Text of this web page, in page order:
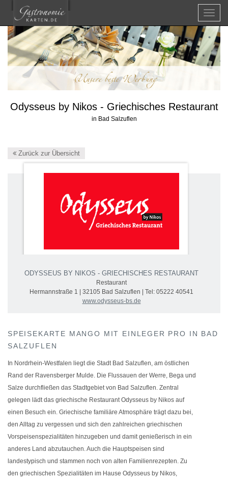
Menü
Odysseus by Nikos - Griechisches Restaurant
in Bad Salzuflen
Zurück zur Übersicht
ODYSSEUS BY NIKOS - GRIECHISCHES RESTAURANT
Restaurant
Hermannstraße 1 | 32105 Bad Salzuflen | Tel: 05222 40541
www.odysseus-bs.de
SPEISEKARTE MANGO MIT EINLEGER PRO IN BAD
SALZUFLEN
In Nordrhein-Westfalen liegt die Stadt Bad Salzuflen, am östlichen
Rand der Ravensberger Mulde. Die Flussauen der Werre, Bega und
Salze durchfließen das Stadtgebiet von Bad Salzuflen. Zentral
gelegen lädt das griechische Restaurant Odysseus by Nikos auf
einen Besuch ein. Griechische familiäre Atmosphäre trägt dazu bei,
den Alltag zu vergessen und sich den zahlreichen griechischen
Vorspeisenspezialitäten hinzugeben und damit genießerisch in ein
anderes Land abzutauchen. Auch die Hauptspeisen sind
landestypisch und stammen noch von alten Familienrezepten. Zu
den griechischen Spezialitäten im Hause Odysseus by Nikos,